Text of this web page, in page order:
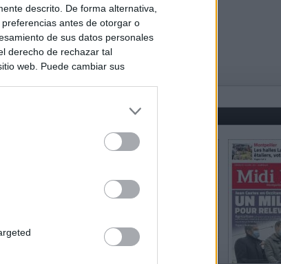
descrito. De forma alternativa,
antes de otorgar o
de sus datos personales
derecho de rechazar tal
web. Puede cambiar sus